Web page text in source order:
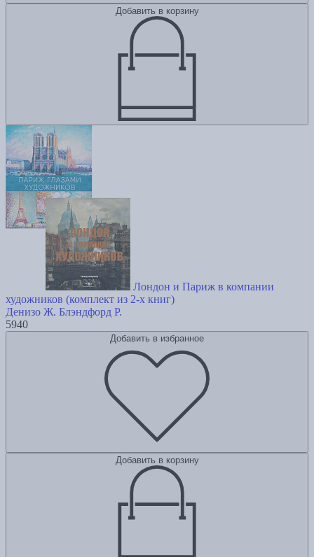
Добавить в корзину
Лондон и Париж в компании
художников (комплект из 2-х книг)
Денизо Ж. Блэндфорд Р.
5940
Добавить в избранное
Добавить в корзину